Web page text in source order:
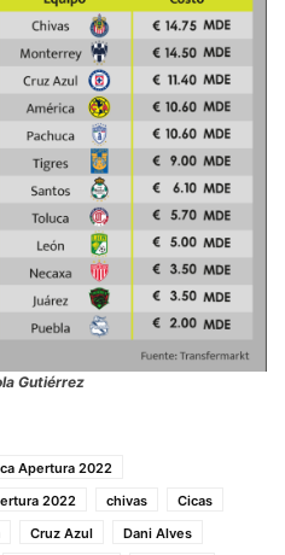
Gutiérrez
Apertura 2022
2022 chivas
Cicas
Cruz Azul
Dani Alves